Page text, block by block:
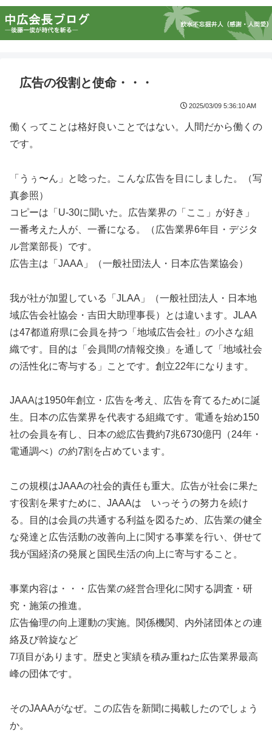
広告の役割と使命・・・
2025/03/09 5:36:10 AM
働くってことは格好良いことではない。人間だから働くの
です。
「うぅ〜ん」と唸った。こんな広告を目にしました。（写
真参照）
コピーは「U-30に聞いた。広告業界の「ここ」が好き」
一番考えた人が、一番になる。（広告業界6年目・デジタ
ル営業部長）です。
広告主は「JAAA」（一般社団法人・日本広告業協会）
我が社が加盟している「JLAA」（一般社団法人・日本地
域広告会社協会・吉田大助理事長）とは違います。JLAA
は47都道府県に会員を持つ「地域広告会社」の小さな組
織です。目的は「会員間の情報交換」を通して「地域社会
の活性化に寄与する」ことです。創立22年になります。
JAAAは1950年創立・広告を考え、広告を育てるために誕
生。日本の広告業界を代表する組織です。電通を始め150
社の会員を有し、日本の総広告費約7兆6730億円（24年・
電通調べ）の約7割を占めています。
この規模はJAAAの社会的責任も重大。広告が社会に果た
す役割を果すために、JAAAは いっそうの努力を続け
る。目的は会員の共通する利益を図るため、広告業の健全
な発達と広告活動の改善向上に関する事業を行い、併せて
我が国経済の発展と国民生活の向上に寄与すること。
事業内容は・・・広告業の経営合理化に関する調査・研
究・施策の推進。
広告倫理の向上運動の実施。関係機関、内外諸団体との連
絡及び斡旋など
7項目があります。歴史と実績を積み重ねた広告業界最高
峰の団体です。
そのJAAAがなぜ。この広告を新聞に掲載したのでしょう
か。